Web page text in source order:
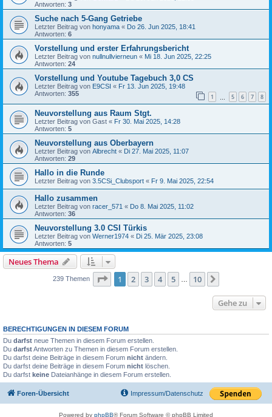
Antworten: 3
Suche nach 5-Gang Getriebe
Letzter Beitrag von honyama « Do 26. Jun 2025, 18:41
Antworten: 6
Vorstellung und erster Erfahrungsbericht
Letzter Beitrag von nullnullvierneun « Mi 18. Jun 2025, 22:25
Antworten: 24
Vorstellung und Youtube Tagebuch 3,0 CS
Letzter Beitrag von E9CSI « Fr 13. Jun 2025, 19:48
Antworten: 355 1 5 6 7 8
Neuvorstellung aus Raum Stgt.
Letzter Beitrag von Gast « Fr 30. Mai 2025, 14:28
Antworten: 5
Neuvorstellung aus Oberbayern
Letzter Beitrag von Albrecht « Di 27. Mai 2025, 11:07
Antworten: 29
Hallo in die Runde
Letzter Beitrag von 3.5CSi_Clubsport « Fr 9. Mai 2025, 22:54
Hallo zusammen
Letzter Beitrag von racer_571 « Do 8. Mai 2025, 11:02
Antworten: 36
Neuvorstellung 3.0 CSI Türkis
Letzter Beitrag von Werner1974 « Di 25. Mär 2025, 23:08
Antworten: 5
Neues Thema
239 Themen Seite 1von 10
1 2 3 4 5 10
Gehe zu
BERECHTIGUNGEN IN DIESEM FORUM
Du darfst neue Themen in diesem Forum erstellen.
Du darfstAntworten zu Themen in diesem Forum erstellen.
Du darfst deine Beiträge in diesem Forum nicht ändern.
Du darfst deine Beiträge in diesem Forum nicht löschen.
Du darfst keine Dateianhänge in diesem Forum erstellen.
Foren-Übersicht Impressum/Datenschutz
Powered by phpBB® Forum Software © phpBB Limited